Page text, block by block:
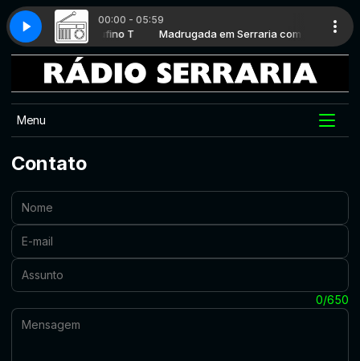
00:00 - 05:59
Serraria com Rufino T Madrugada em Serraria com Rufino T
E VOCÊ #012 GASPARETTO E VOCÊ #012
Menu
Contato
Nome:
E-mail:
Assunto:
0/650